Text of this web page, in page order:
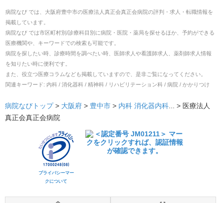
病院なび では、 大阪府豊中市の医療法人真正会真正会病院の評判・求人・転職情報を
掲載しています。
病院なび では市区町村別/診療科目別に病院・医院・薬局を探せるほか、予約ができる
医療機関や、キーワードでの検索も可能です。
病院を探したい時、診療時間を調べたい時、医師求人や看護師求人、薬剤師求人情報
を知りたい時に便利です。
また、役立つ医療コラムなども掲載していますので、是非ご覧になってください。
関連キーワード: 内科 / 消化器科 / 精神科 / リハビリテーション科 / 病院 / かかりつけ
病院なびトップ > 大阪府 > 豊中市 > 内科 消化器内科... > 医療法人
真正会真正会病院
プライバシーマー
クについて